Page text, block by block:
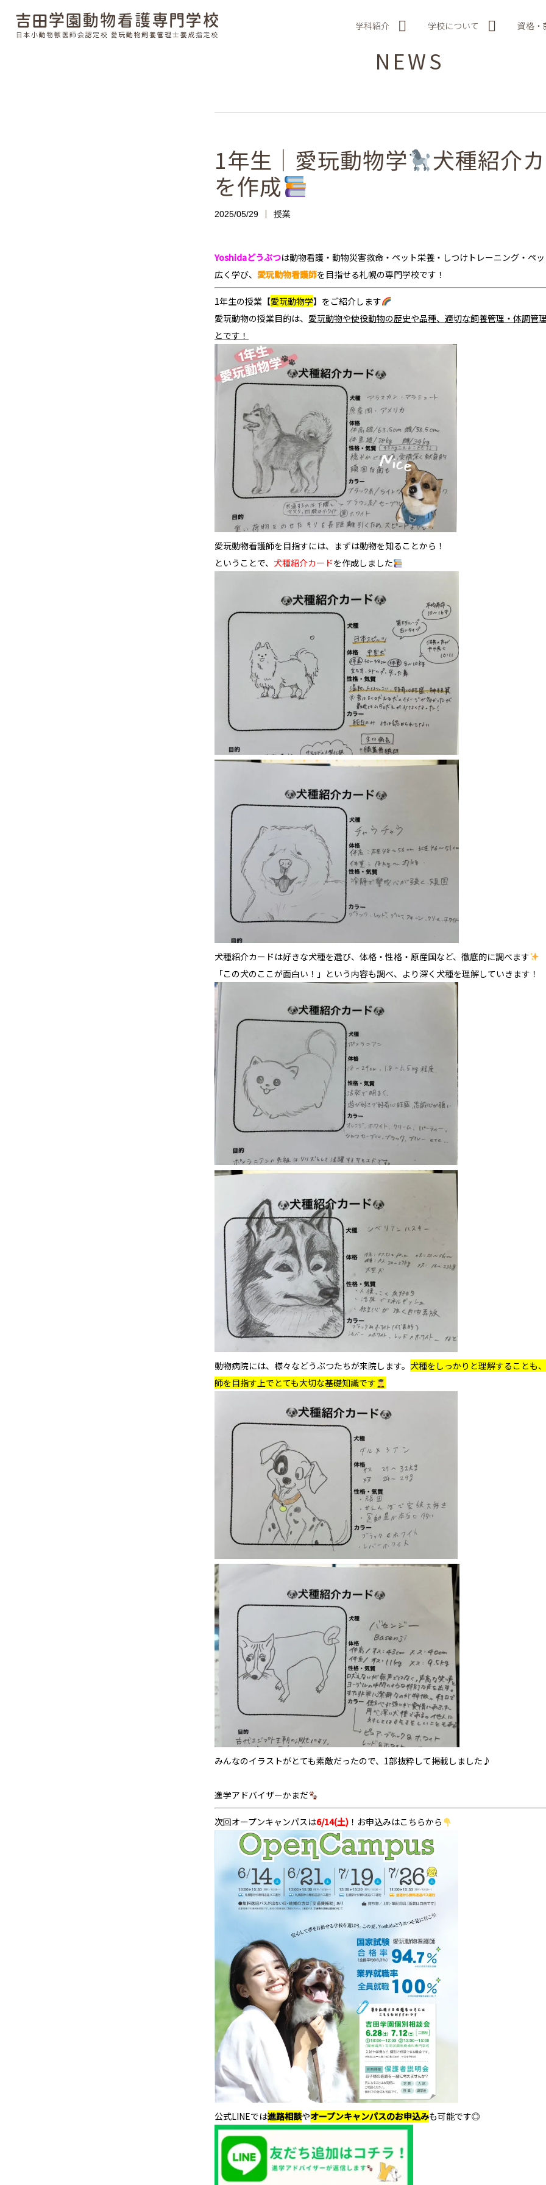
学科紹介 学校について 資格・
NEWS
1年生｜愛玩動物学
犬種紹介
を作成
2025/05/29 授業
Yoshidaどうぶつは動物看護・動物災害救命・ペット栄養・しつけトレーニング・ペ
広く学び、 愛玩動物看護師を目指せる札幌の専門学校です！
1年生の授業【愛玩動物学】をご紹介します
愛玩動物の授業目的は、 愛玩動物や使役動物の歴史や品種、適切な飼養管理・体調管
とです！
愛玩動物看護師を目指すには、まずは動物を知ることから！
ということで、 犬種紹介カードを作成しました
犬種紹介カードは好きな犬種を選び、体格・性格・原産国など、徹底的に調べます
「この犬のここが面白い！」という内容も調べ、より深く犬種を理解していきます！
動物病院には、様々などうぶつたちが来院します。 犬種をしっかりと理解することも
師を目指す上でとても大切な基礎知識です
みんなのイラストがとても素敵だったので、1部抜粋して掲載しました♪
進学アドバイザーかまだ
次回オープンキャンパスは6/14(土) ！お申込みはこちらから
公式LINEでは進路相談やオープンキャンパスのお申込みも可能です◎